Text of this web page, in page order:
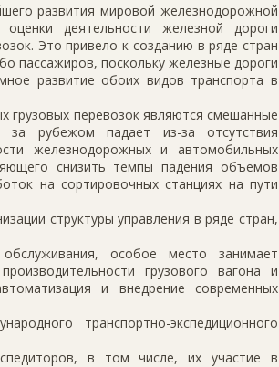
развития мировой железнодорожной
деятельности железной дороги
Это привело к созданию в ряде стран
пассажиров, поскольку железные дороги
развитие обоих видов транспорта в
перевозок являются смешанные
рубежом падает из-за отсутствия
железнодорожных и автомобильных
снизить темпы падения объемов
на сортировочных станциях на пути
структуры управления в ряде стран,
особое место занимает
грузового вагона и
и внедрение современных
транспортно-экспедиционного
в том числе, их участие в